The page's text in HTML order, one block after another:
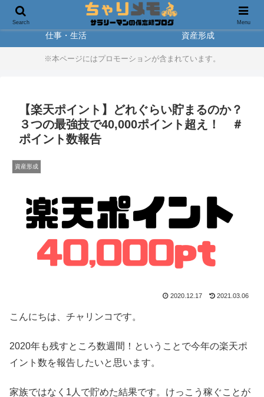
製品レビュー
仕事・生活 資産形成
※本ページにはプロモーションが含まれています。
【楽天ポイント】どれぐらい貯まるのか？
３つの最強技で40,000ポイント超え！ ＃
ポイント数報告
資産形成
2020.12.17 2021.03.06
こんにちは、チャリンコです。
2020年も残すところ数週間！ということで今年の楽天ポ
イント数を報告したいと思います。
家族ではなく1人で貯めた結果です。けっこう稼ぐことが
Search Menu